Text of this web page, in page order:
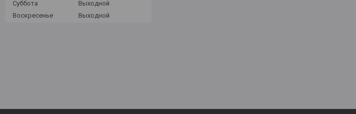
Суббота
Выходной
Воскресенье
Выходной